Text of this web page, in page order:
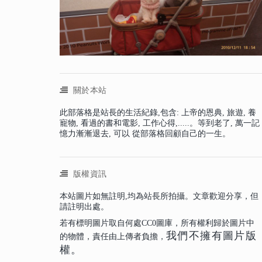
關於本站
此部落格是站長的生活紀錄,包含: 上帝的恩典, 旅遊, 養
寵物, 看過的書和電影, 工作心得,.....。等到老了, 萬一記
憶力漸漸退去, 可以 從部落格回顧自己的一生。
版權資訊
本站圖片如無註明,均為站長所拍攝。文章歡迎分享，但
請註明出處。
若有標明圖片取自何處CC0圖庫，所有權利歸於圖片中
的物體，責任由上傳者負擔， 我們不擁有圖片版
權。